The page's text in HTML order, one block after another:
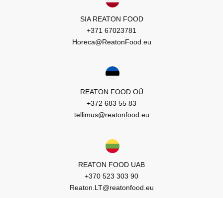
SIA REATON FOOD
+371 67023781
Horeca@ReatonFood.eu
REATON FOOD OÜ
+372 683 55 83
tellimus@reatonfood.eu
REATON FOOD UAB
+370 523 303 90
Reaton.LT@reatonfood.eu